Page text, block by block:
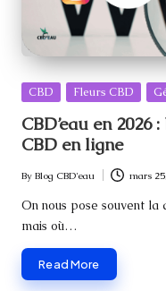
Posted
CBD Fleurs CBD
CBD’eau en 2026
CBD en ligne
Posted
by
By Blog CBD'eau mars
On nous pose souvent la
mais où…
Read More